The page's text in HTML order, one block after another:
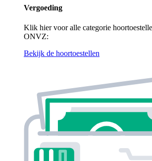
Vergoeding
Klik hier voor alle categorie
ONVZ:
Bekijk de hoortoestellen